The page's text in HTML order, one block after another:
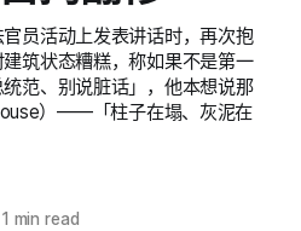
员活动上发表讲话时，再次抱
筑状态糟糕，称如果不是第一
范、别说脏话」，他本想说那
）——「柱子在塌、灰泥在
min read